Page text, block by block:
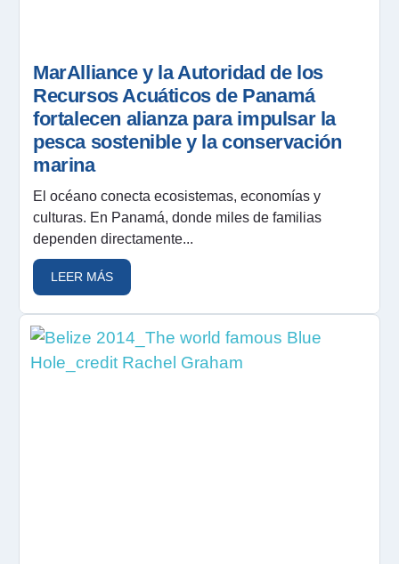
MarAlliance y la Autoridad de los
Recursos Acuáticos de Panamá
fortalecen alianza para impulsar la
pesca sostenible y la conservación
marina
El océano conecta ecosistemas, economías y
culturas. En Panamá, donde miles de familias
dependen directamente...
LEER MÁS